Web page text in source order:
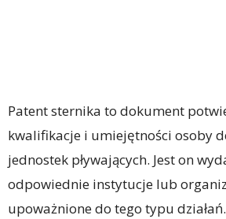
Patent sternika to dokument
kwalifikacje i umiejętności osoby
jednostek pływających. Jest on
odpowiednie instytucje lub
upoważnione do tego typu